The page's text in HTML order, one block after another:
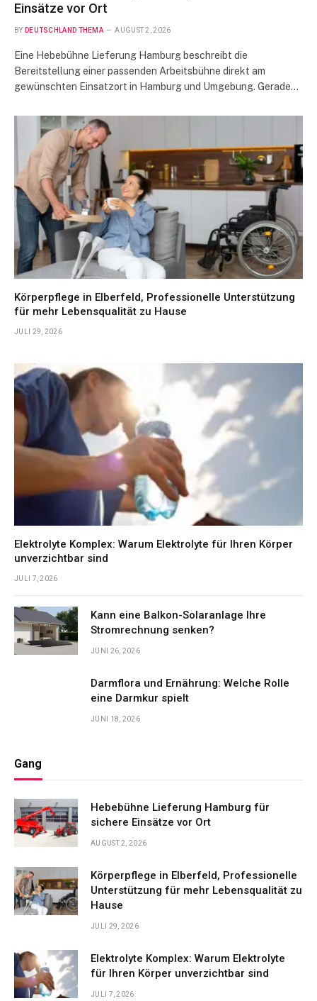
Einsätze vor Ort
BY DEUTSCHLAND THEMA AUGUST 2, 2026
Eine Hebebühne Lieferung Hamburg beschreibt die
Bereitstellung einer passenden Arbeitsbühne direkt am
gewünschten Einsatzort in Hamburg und Umgebung. Gerade…
Körperpflege in Elberfeld, Professionelle Unterstützung
für mehr Lebensqualität zu Hause
JULI 29, 2026
Elektrolyte Komplex: Warum Elektrolyte für Ihren Körper
unverzichtbar sind
JULI 7, 2026
Kann eine Balkon-Solaranlage Ihre
Stromrechnung senken?
JUNI 26, 2026
Darmflora und Ernährung: Welche Rolle
eine Darmkur spielt
JUNI 18, 2026
Gang
Hebebühne Lieferung Hamburg für
sichere Einsätze vor Ort
AUGUST 2, 2026
Körperpflege in Elberfeld, Professionelle
Unterstützung für mehr Lebensqualität zu
Hause
JULI 29, 2026
Elektrolyte Komplex: Warum Elektrolyte
für Ihren Körper unverzichtbar sind
JULI 7, 2026